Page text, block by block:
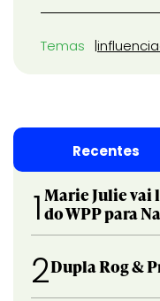
Temas
Recentes
1 Marie Julie vai
do WPP para
2Dupla Rog &